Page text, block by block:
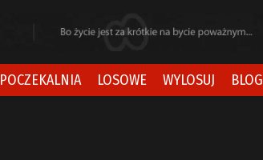
POCZEKALNIA LOSOWE WYLOSUJ BLOG